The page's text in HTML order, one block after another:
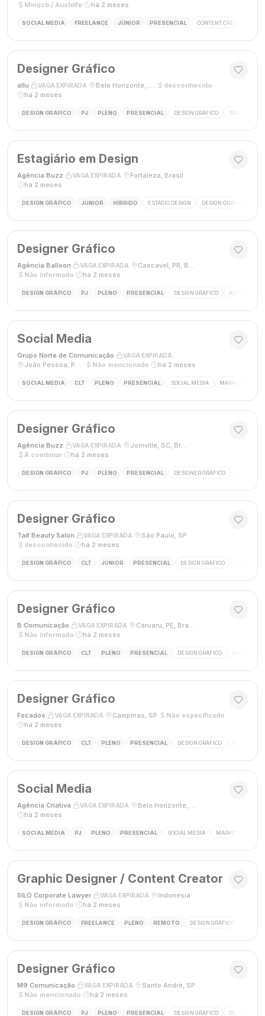
Minijob / Aushilfe
há 2 meses
SOCIAL MEDIA FREELANCE JÚNIOR PRESENCIAL CONTENT CREATOR
Designer Gráfico
allu VAGA EXPIRADA Belo Horizonte, MG, Brasil desconhecido
há 2 meses
DESIGN GRÁFICO PJ PLENO PRESENCIAL DESIGN GRÁFICO TRÁFEGO
Estagiário em Design
Agência Buzz VAGA EXPIRADA Fortaleza, Brasil
há 2 meses
DESIGN GRÁFICO JÚNIOR HÍBRIDO ESTÁGIO DESIGN DESIGN GRÁFICO
Designer Gráfico
Agência Balloon VAGA EXPIRADA Cascavel, PR, Brasil
Não informado
há 2 meses
DESIGN GRÁFICO PJ PLENO PRESENCIAL DESIGN GRÁFICO ADOBE
Social Media
Grupo Norte de Comunicação VAGA EXPIRADA
João Pessoa, Paraíba, Brasil
Não mencionado há 2 meses
SOCIAL MEDIA CLT PLENO PRESENCIAL SOCIAL MEDIA MARKETING
Designer Gráfico
Agência Buzz VAGA EXPIRADA Joinville, SC, Brasil
A combinar
há 2 meses
DESIGN GRÁFICO PJ PLENO PRESENCIAL DESIGNER GRÁFICO
Designer Gráfico
Taif Beauty Salon VAGA EXPIRADA São Paulo, SP
desconhecido
há 2 meses
DESIGN GRÁFICO CLT JÚNIOR PRESENCIAL DESIGN GRÁFICO
Designer Gráfico
B Comunicação VAGA EXPIRADA Caruaru, PE, Brasil
Não informado
há 2 meses
DESIGN GRÁFICO CLT PLENO PRESENCIAL DESIGN GRÁFICO ADOBE
Designer Gráfico
Focados VAGA EXPIRADA Campinas, SP Não especificado
há 2 meses
DESIGN GRÁFICO CLT PLENO PRESENCIAL DESIGN GRÁFICO PHOTOSHOP
Social Media
Agência Criativa VAGA EXPIRADA Belo Horizonte, Brasil
há 2 meses
SOCIAL MEDIA PJ PLENO PRESENCIAL SOCIAL MEDIA MARKETING
Graphic Designer / Content Creator
SILO Corporate Lawyer VAGA EXPIRADA Indonésia
Não informado
há 2 meses
DESIGN GRÁFICO FREELANCE PLENO REMOTO DESIGN GRÁFICO
Designer Gráfico
M9 Comunicação VAGA EXPIRADA Santo André, SP
Não mencionado
há 2 meses
DESIGN GRÁFICO PJ PLENO PRESENCIAL DESIGN GRÁFICO DESIGNER